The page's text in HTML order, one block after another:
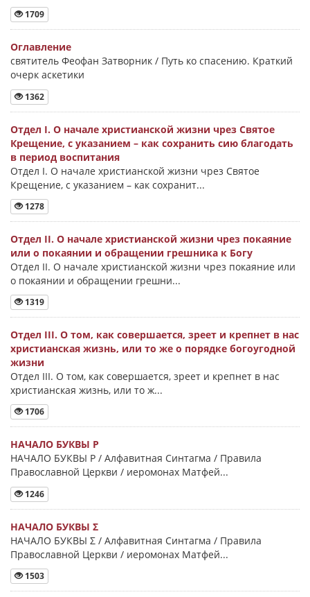
1709
Оглавление
святитель Феофан Затворник / Путь ко спасению. Краткий
очерк аскетики
1362
Отдел I. О начале христианской жизни чрез Святое
Крещение, с указанием – как сохранить сию благодать
в период воспитания
Отдел I. О начале христианской жизни чрез Святое
Крещение, с указанием – как сохранит...
1278
Отдел II. О начале христианской жизни чрез покаяние
или о покаянии и обращении грешника к Богу
Отдел II. О начале христианской жизни чрез покаяние или
о покаянии и обращении грешни...
1319
Отдел III. О том, как совершается, зреет и крепнет в нас
христианская жизнь, или то же о порядке богоугодной
жизни
Отдел III. О том, как совершается, зреет и крепнет в нас
христианская жизнь, или то ж...
1706
НАЧАЛО БУКВЫ Ρ
НАЧАЛО БУКВЫ Ρ / Алфавитная Синтагма / Правила
Православной Церкви / иеромонах Матфей...
1246
НАЧАЛО БУКВЫ Σ
НАЧАЛО БУКВЫ Σ / Алфавитная Синтагма / Правила
Православной Церкви / иеромонах Матфей...
1503